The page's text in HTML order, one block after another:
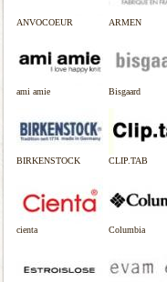
ANVOCOEUR ARMEN
ami amie Bisgaard
BIRKENSTOCK CLIP.TAB
cienta Columbia